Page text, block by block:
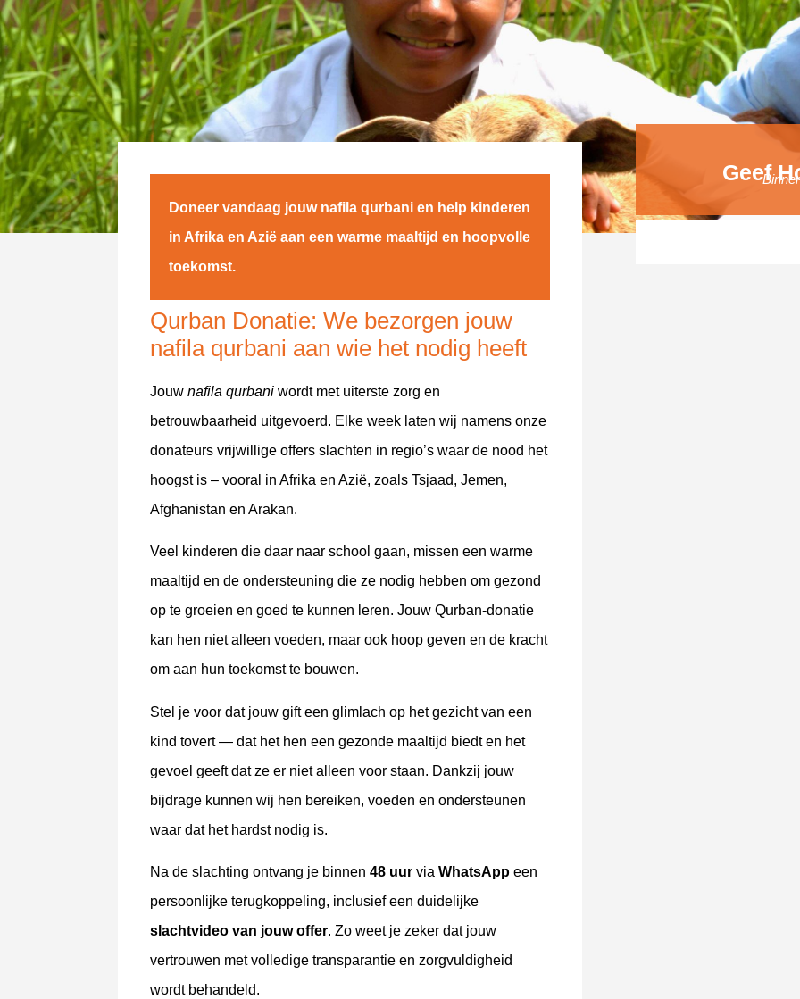
Doneer vandaag jouw nafila qurbani en help kinderen
in Afrika en Azië aan een warme maaltijd en hoopvolle
toekomst.
Qurban Donatie: We bezorgen jouw
nafila qurbani aan wie het nodig heeft
Jouw nafila qurbani wordt met uiterste zorg en
betrouwbaarheid uitgevoerd. Elke week laten wij namens onze
donateurs vrijwillige offers slachten in regio’s waar de nood het
hoogst is – vooral in Afrika en Azië, zoals Tsjaad, Jemen,
Afghanistan en Arakan.
Veel kinderen die daar naar school gaan, missen een warme
maaltijd en de ondersteuning die ze nodig hebben om gezond
op te groeien en goed te kunnen leren. Jouw Qurban-donatie
kan hen niet alleen voeden, maar ook hoop geven en de kracht
om aan hun toekomst te bouwen.
Stel je voor dat jouw gift een glimlach op het gezicht van een
kind tovert — dat het hen een gezonde maaltijd biedt en het
gevoel geeft dat ze er niet alleen voor staan. Dankzij jouw
bijdrage kunnen wij hen bereiken, voeden en ondersteunen
waar dat het hardst nodig is.
Na de slachting ontvang je binnen 48 uur via WhatsApp een
persoonlijke terugkoppeling, inclusief een duidelijke
slachtvideo van jouw offer. Zo weet je zeker dat jouw
vertrouwen met volledige transparantie en zorgvuldigheid
wordt behandeld.
Geef